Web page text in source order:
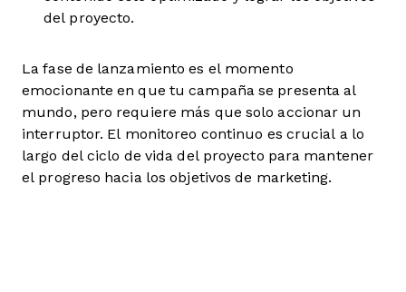
del proyecto.
La fase de lanzamiento es el momento
emocionante en que tu campaña se presenta al
mundo, pero requiere más que solo accionar un
interruptor. El monitoreo continuo es crucial a lo
largo del ciclo de vida del proyecto para mantener
el progreso hacia los objetivos de marketing.